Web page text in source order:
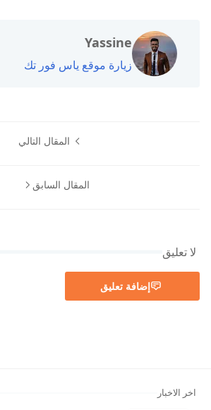
Yassine
زيارة موقع ياس فور تك
المقال التالي
المقال السابق
لا تعليق
إضافة تعليق
اخر الاخبار